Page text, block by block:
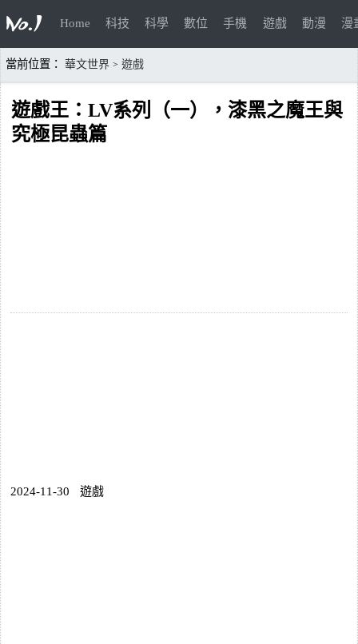
Home 科技 科學 數位 手機 遊戲 動漫 漫
當前位置： 華文世界 > 遊戲
遊戲王：LV系列（一），漆黑之魔王與
究極昆蟲篇
2024-11-30 遊戲